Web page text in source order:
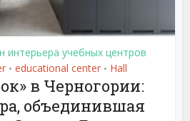
интерьера учебных центров
• educational center • Hall
в Черногории:
объединившая